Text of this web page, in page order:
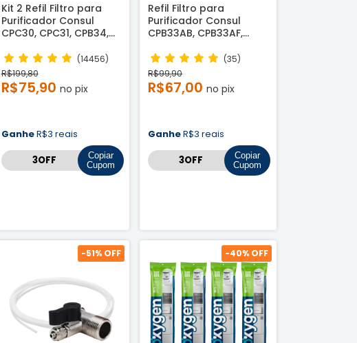
Kit 2 Refil Filtro para
Purificador Consul
CPC30, CPC31, CPB34,
Compatível
(14456)
R$199,80
R$75,90 no pix
GanheR$3 reais
Copiar
Cupom
Refil Filtro para
Purificador Consul
CPB33AB, CPB33AF,
Compatível
(35)
R$99,90
R$67,00no pix
GanheR$3 reais
Copiar
Cupom
-51% OFF -40% OFF